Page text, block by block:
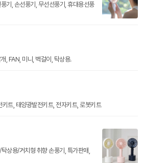
기, 손선풍기, 무선선풍기, 휴대용선풍
, FAN, 미니, 벽걸이, 탁상용.
트, 태양광발전키트, 전자키트, 로봇키트
상용/거치형 취향 손풍기, 특가판매,